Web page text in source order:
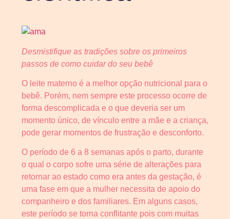
Desmistifique as tradições sobre os primeiros
passos de como cuidar do seu bebê
O leite materno é a melhor opção nutricional para o
bebê. Porém, nem sempre este processo ocorre de
forma descomplicada e o que deveria ser um
momento único, de vínculo entre a mãe e a criança,
pode gerar momentos de frustração e desconforto.
O período de 6 a 8 semanas após o parto, durante
o qual o corpo sofre uma série de alterações para
retornar ao estado como era antes da gestação, é
uma fase em que a mulher necessita de apoio do
companheiro e dos familiares. Em alguns casos,
este período se torna conflitante pois com muitas